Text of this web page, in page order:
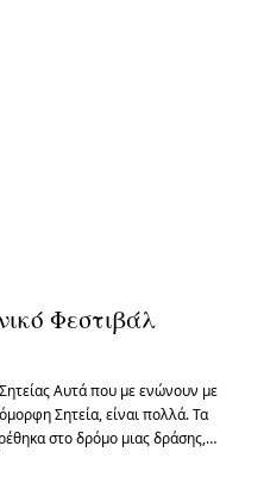
Φεστιβάλ
Αυτά που με ενώνουν με
Σητεία, είναι πολλά. Τα
στο δρόμο μιας δράσης,…